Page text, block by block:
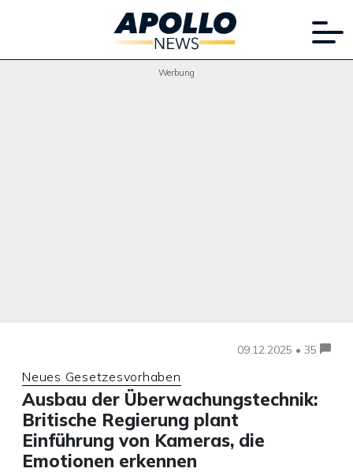
Werbung
09.12.2025 • 35
Neues Gesetzesvorhaben
Ausbau der Überwachungstechnik:
Britische Regierung plant
Einführung von Kameras, die
Emotionen erkennen